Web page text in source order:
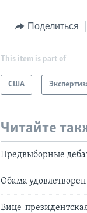
Поделиться
This item is part of
США
Читайте
Предвыборные
Обама
Вице-